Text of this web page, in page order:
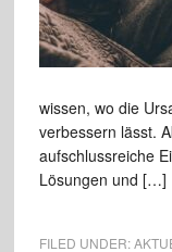
wissen, wo die
verbessern lässt.
aufschlussreiche
Lösungen und […]
FILED UNDER: